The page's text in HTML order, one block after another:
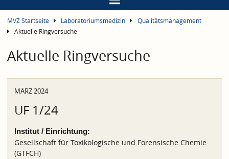
MVZ Startseite Laboratoriumsmedizin
Qualitätsmanagement
Aktuelle Ringversuche
Aktuelle Ringversuche
MÄRZ 2024
UF 1/24
Institut / Einrichtung:
Gesellschaft für Toxikologische und Forensische Chemie
(GTFCH)